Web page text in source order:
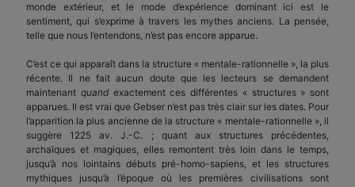
monde extérieur, et le mode d’expérience dominant ici est le
sentiment, qui s’exprime à travers les mythes anciens. La pensée,
telle que nous l’entendons, n’est pas encore apparue.
C’est ce qui apparaît dans la structure « mentale-rationnelle », la plus
récente. Il ne fait aucun doute que les lecteurs se demandent
maintenant quandexactement ces différentes « structures » sont
apparues. Il est vrai que Gebser n’est pas très clair sur les dates. Pour
l’apparition la plus ancienne de la structure « mentale-rationnelle », il
suggère 1225 av. J.-C. ; quant aux structures précédentes,
archaïques et magiques, elles remontent très loin dans le temps,
jusqu’à nos lointains débuts pré-homo-sapiens, et les structures
mythiques jusqu’à l’époque où les premières civilisations sont